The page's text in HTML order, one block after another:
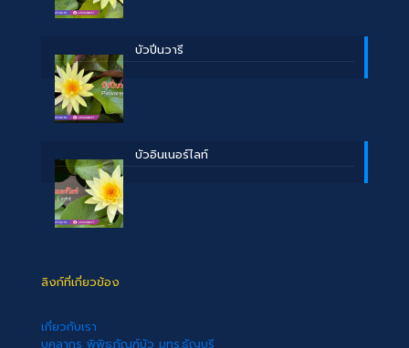
บัวปิ่นวารี
บัวอินเนอร์ไลท์
ลิงก์ที่เกี่ยวข้อง
เกี่ยวกับเรา
บุคลากร พิพิธภัณฑ์บัว มทร.ธัญบุรี